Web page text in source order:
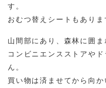
す。
おむつ替えシートもありま
山間部にあり、森林に囲ま
コンビニエンスストアや
ん。
買い物は済ませてから向か